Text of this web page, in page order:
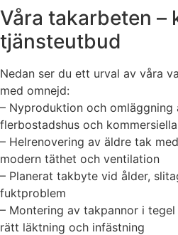
Våra takarbeten –
tjänsteutbud
Nedan ser du ett urval av våra
med omnejd:
– Nyproduktion och omläggning
flerbostadshus och
– Helrenovering av äldre tak
modern täthet och ventilation
– Planerat takbyte vid ålder,
fuktproblem
– Montering av takpannor i
rätt läktning och infästning